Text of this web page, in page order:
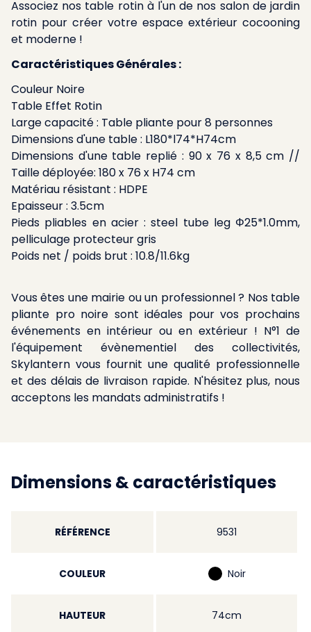
Associez nos table rotin à l'un de nos salon de jardin
rotin pour créer votre espace extérieur cocooning
et moderne !
Caractéristiques Générales :
Couleur Noire
Table Effet Rotin
Large capacité : Table pliante pour 8 personnes
Dimensions d'une table : L180*l74*H74cm
Dimensions d'une table replié : 90 x 76 x 8,5 cm //
Taille déployée: 180 x 76 x H74 cm
Matériau résistant : HDPE
Epaisseur : 3.5cm
Pieds pliables en acier : steel tube leg Φ25*1.0mm,
pelliculage protecteur gris
Poids net / poids brut : 10.8/11.6kg
Vous êtes une mairie ou un professionnel ? Nos table
pliante pro noire sont idéales pour vos prochains
événements en intérieur ou en extérieur ! N°1 de
l'équipement évènementiel des collectivités,
Skylantern vous fournit une qualité professionnelle
et des délais de livraison rapide. N'hésitez plus, nous
acceptons les mandats administratifs !
Dimensions & caractéristiques
RÉFÉRENCE 9531
COULEUR Noir
HAUTEUR 74cm